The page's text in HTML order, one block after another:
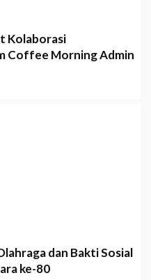
Kolaborasi
Coffee Morning Admin
dan Bakti Sosial
ke-80